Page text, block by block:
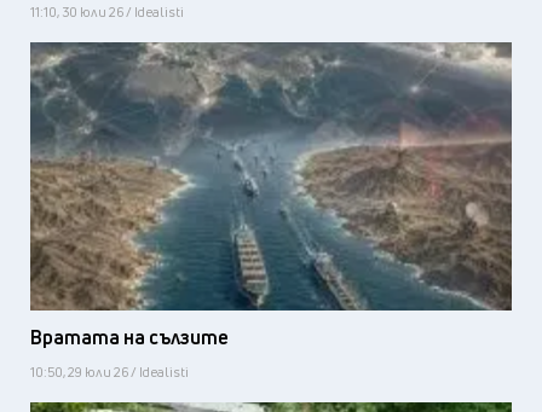
11:10, 30 юли 26 / Idealisti
Вратата на сълзите
10:50, 29 юли 26 / Idealisti